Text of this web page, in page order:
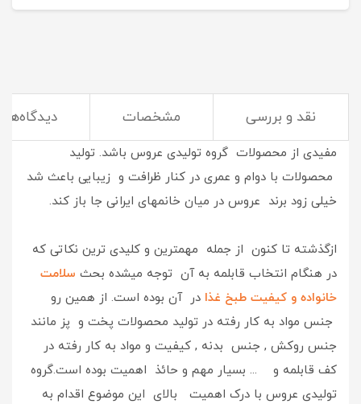
نقد و بررسی مشخصات دیدگاه‌ها
خوش نام , با کیفیت و پرطرفدار
میتواند معرفی مختصر و
مفیدی از محصولات گروه تولیدی عروس باشد. تولید
محصولات با دوام و عمری در کنار ظرافت و زیبایی باعث شد
خیلی زود برند عروس در میان خانمهای ایرانی جا باز کند.
ازگذشته تا کنون از جمله مهمترین و کلیدی ترین نکاتی که
در هنگام انتخاب قابلمه به آن توجه میشده بحث سلامت
خانواده و کیفیت طبخ غذا در آن بوده است. از همین رو
جنس مواد به کار رفته در تولید محصولات پخت و پز مانند
جنس روکش , جنس بدنه , کیفیت و مواد به کار رفته در
کف قابلمه و ... بسیار مهم و حائذ اهمیت بوده است.گروه
تولیدی عروس با درک اهمیت بالای این موضوع اقدام به